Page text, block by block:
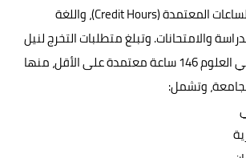
تعتمد الكلية نظام الساعات المعتمدة (Credit Hours)، واللغة
والامتحانات. وتبلغ متطلبات التخرج لنيل
درجة البكالوريوس في العلوم 146 ساعة معتمدة على الأقل، منها